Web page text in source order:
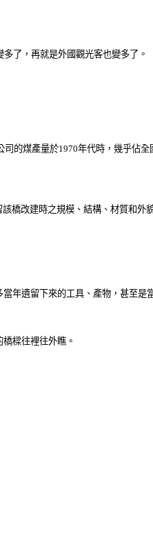
了，再就是外國觀光客也變多了。
的煤產量於1970年代時，幾乎佔
該橋改建時之規模、結構、材質
年遺留下來的工具、產物，甚至是
樑往裡往外瞧。